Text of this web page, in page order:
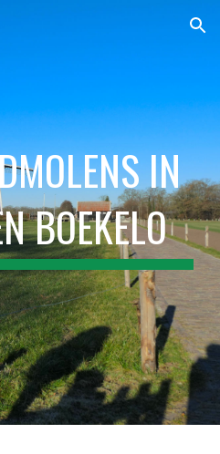
Skip to navigation
IN
BOEKELO